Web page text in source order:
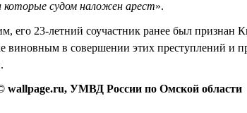
которые судом наложен арест».
его 23-летний соучастник ранее был признан
виновным в совершении этих преступлений и
wallpage.ru, УМВД России по Омской области